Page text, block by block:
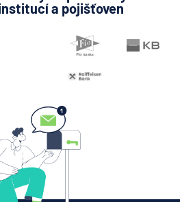
5.8.2026 Daně
Jak dnes vykládat výsledky
zátěžových testů ČNB
Banka
všechny články
a pojišťoven